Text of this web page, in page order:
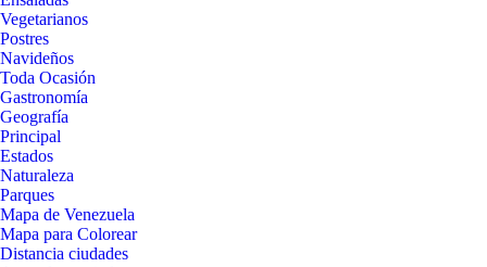
Vegetarianos
Postres
Navideños
Toda Ocasión
Gastronomía
Geografía
Principal
Estados
Naturaleza
Parques
Mapa de Venezuela
Mapa para Colorear
Distancia ciudades